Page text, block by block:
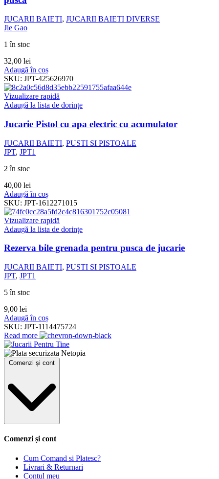
JUCARII BAIETI, JUCARII BAIETI DIVERSE
Jie Gao
1 în stoc
32,00 lei
Adaugă în coș
SKU: JPT-425626970
Vizualizare rapidă
Adaugă la lista de dorințe
Jucarie Pistol cu apa electric cu acumulator
JUCARII BAIETI, PUSTI SI PISTOALE
JPT, JPT1
2 în stoc
40,00 lei
Adaugă în coș
SKU: JPT-1612271015
Vizualizare rapidă
Adaugă la lista de dorințe
Rezerva bile grenada pentru pusca de jucarie
JUCARII BAIETI, PUSTI SI PISTOALE
JPT, JPT1
5 în stoc
9,00 lei
Adaugă în coș
SKU: JPT-1114475724
Read more
Comenzi și cont
Comenzi și cont
Cum Comand si Platesc?
Livrari & Returnari
Contul meu